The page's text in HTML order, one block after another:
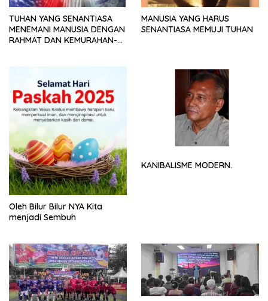
TUHAN YANG SENANTIASA
MENEMANI MANUSIA DENGAN
RAHMAT DAN KEMURAHAN-
MANUSIA YANG HARUS
SENANTIASA MEMUJI TUHAN
Oleh Bilur Bilur NYA Kita
menjadi Sembuh
KANIBALISME MODERN.